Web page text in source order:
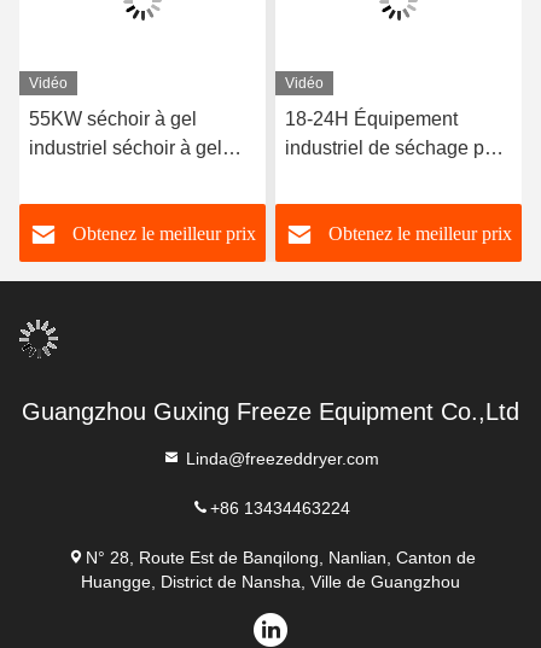
Vidéo
55KW séchoir à gel
industriel séchoir à gel
kg/ lot
Obtenez le meilleur prix
Vidéo
18-24H Équipement
industriel de séchage par
Obtenez le meilleur prix
Guangzhou Guxing Freeze Equipment Co.,Ltd
Linda@freezeddryer.com
+86 13434463224
N° 28, Route Est de Banqilong, Nanlian, Canton de
Huangge, District de Nansha, Ville de Guangzhou